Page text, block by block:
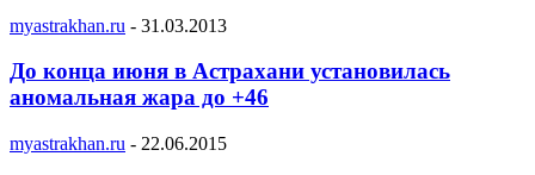
myastrakhan.ru - 31.03.2013
До конца июня в Астрахани установилась
аномальная жара до +46
myastrakhan.ru - 22.06.2015